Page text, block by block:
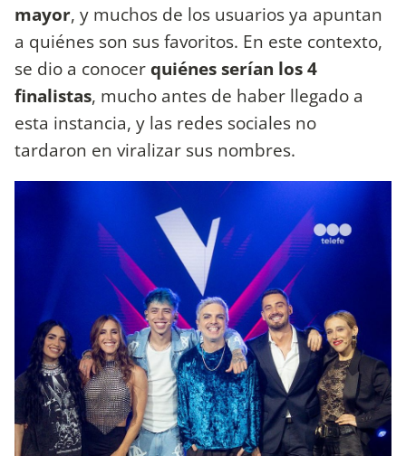
mayor, y muchos de los usuarios ya apuntan
a quiénes son sus favoritos. En este contexto,
se dio a conocerquiénes serían los 4
finalistas, mucho antes de haber llegado a
esta instancia, y las redes sociales no
tardaron en viralizar sus nombres.